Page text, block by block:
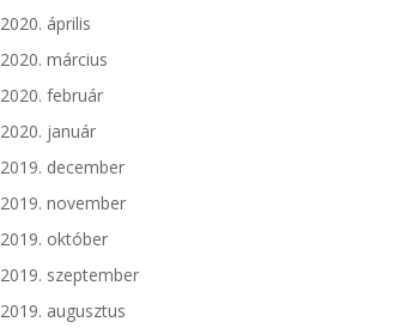
2020. április
2020. március
2020. február
2020. január
2019. december
2019. november
2019. október
2019. szeptember
2019. augusztus